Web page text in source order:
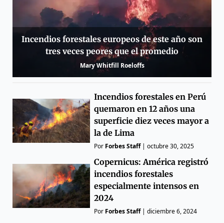
Incendios forestales europeos de este año son
tres veces peores que el promedio
Mary Whitfill Roeloffs
Incendios forestales en Perú
quemaron en 12 años una
superficie diez veces mayor a
la de Lima
Por Forbes Staff|octubre 30, 2025
Copernicus: América registró
incendios forestales
especialmente intensos en
2024
Por Forbes Staff|diciembre 6, 2024